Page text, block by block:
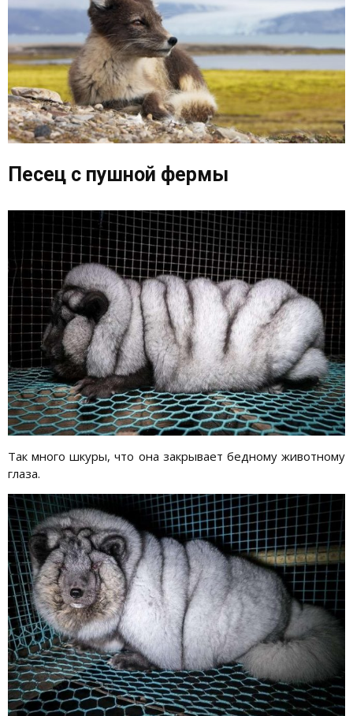
Песец с пушной фермы
Так много шкуры, что она закрывает бедному животному
глаза.